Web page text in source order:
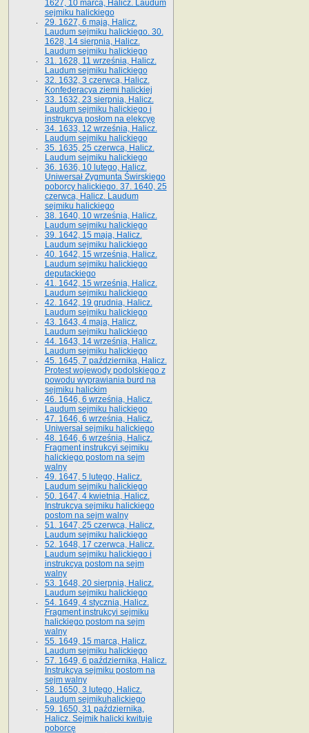
1627, 10 marca, Halicz. Laudum
sejmiku halickiego
29. 1627, 6 maja, Halicz.
Laudum sejmiku halickiego. 30.
1628, 14 sierpnia, Halicz.
Laudum sejmiku halickiego
31. 1628, 11 września, Halicz.
Laudum sejmiku halickiego
32. 1632, 3 czerwca, Halicz.
Konfederacya ziemi halickiej
33. 1632, 23 sierpnia, Halicz.
Laudum sejmiku halickiego i
instrukcya posłom na elekcyę
34. 1633, 12 września, Halicz.
Laudum sejmiku halickiego
35. 1635, 25 czerwca, Halicz.
Laudum sejmiku halickiego
36. 1636, 10 lutego, Halicz.
Uniwersał Zygmunta Świrskiego
poborcy halickiego. 37. 1640, 25
czerwca, Halicz. Laudum
sejmiku halickiego
38. 1640, 10 września, Halicz.
Laudum sejmiku halickiego
39. 1642, 15 maja, Halicz.
Laudum sejmiku halickiego
40. 1642, 15 września, Halicz.
Laudum sejmiku halickiego
deputackiego
41. 1642, 15 września, Halicz.
Laudum sejmiku halickiego
42. 1642, 19 grudnia, Halicz.
Laudum sejmiku halickiego
43. 1643, 4 maja, Halicz.
Laudum sejmiku halickiego
44. 1643, 14 września, Halicz.
Laudum sejmiku halickiego
45. 1645, 7 października, Halicz.
Protest wojewody podolskiego z
powodu wyprawiania burd na
sejmiku halickim
46. 1646, 6 września, Halicz.
Laudum sejmiku halickiego
47. 1646, 6 września, Halicz.
Uniwersał sejmiku halickiego
48. 1646, 6 września, Halicz.
Fragment instrukcyi sejmiku
halickiego postom na sejm
walny
49. 1647, 5 lutego, Halicz.
Laudum sejmiku halickiego
50. 1647, 4 kwietnia, Halicz.
Instrukcya sejmiku halickiego
postom na sejm walny
51. 1647, 25 czerwca, Halicz.
Laudum sejmiku halickiego
52. 1648, 17 czerwca, Halicz.
Laudum sejmiku halickiego i
instrukcya postom na sejm
walny
53. 1648, 20 sierpnia, Halicz.
Laudum sejmiku halickiego
54. 1649, 4 stycznia, Halicz.
Fragment instrukcyi sejmiku
halickiego postom na sejm
walny
55. 1649, 15 marca, Halicz.
Laudum sejmiku halickiego
57. 1649, 6 października, Halicz.
Instrukcya sejmiku postom na
sejm walny
58. 1650, 3 lutego, Halicz.
Laudum sejmikuhalickiego
59. 1650, 31 października,
Halicz. Sejmik halicki kwituje
poborcę